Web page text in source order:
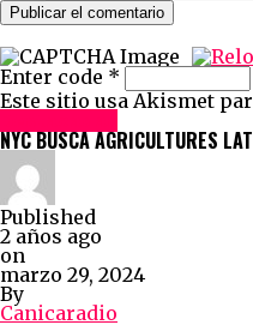
Enter code *
Este sitio usa Akismet
NYC BUSCA AGRICULTURES
Published
2 años ago
on
marzo 29, 2024
By
Canicaradio